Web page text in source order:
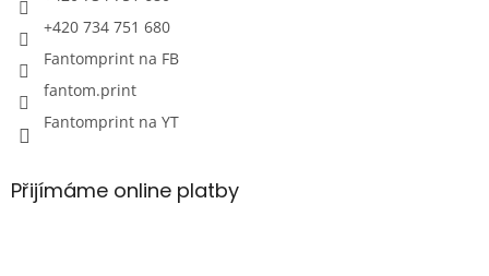
+420 734 751 680
Fantomprint na FB
fantom.print
Fantomprint na YT
Přijímáme online platby